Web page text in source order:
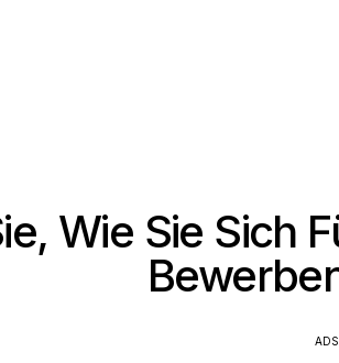
Wie Sie Sich
ADS